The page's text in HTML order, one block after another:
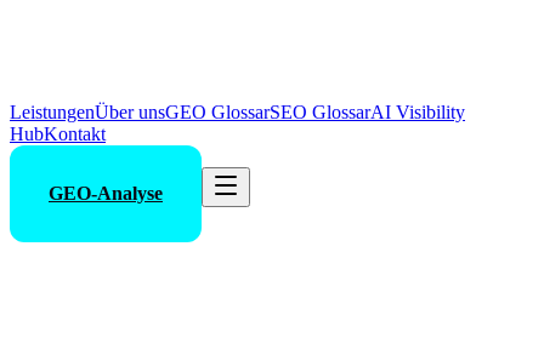
LeistungenÜber unsGEO GlossarSEO GlossarAI Visibility
HubKontakt
GEO-Analyse